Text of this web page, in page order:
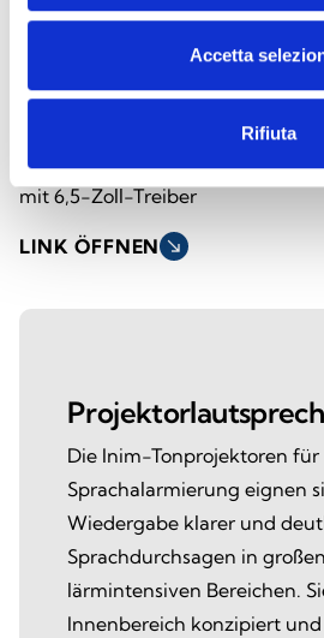
Accetta
Rifiuta
SPI-CP620100
20-W-Pendellautsprecher aus ABS
mit 6,5-Zoll-Treiber
LINK ÖFFNEN south_east
Die Inim-Tonprojektoren für
Sprachalarmierung eignen
Wiedergabe klarer und
Sprachdurchsagen in
lärmintensiven Bereichen.
Innenbereich konzipiert